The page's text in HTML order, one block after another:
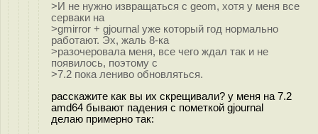
>И не нужно извращаться с geom, хотя у меня все
серваки на
>gmirror + gjournal уже который год нормально
работают. Эх, жаль 8-ка
>разочеровала меня, все чего ждал так и не
появилось, поэтому с
>7.2 пока лениво обновляться.
расскажите как вы их скрещивали? у меня на 7.2
amd64 бывают падения с пометкой gjournal
делаю примерно так: